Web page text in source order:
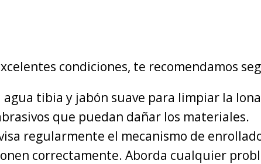
condiciones, te recomendamos
tibia y jabón suave para limpiar la
que puedan dañar los materiales.
regularmente el mecanismo de
correctamente. Aborda cualquier